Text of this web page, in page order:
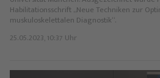
Habilitationsschrift „Neue Techniken zur
muskuloskelettalen Diagnostik“.
25.05.2023, 10:37 Uhr